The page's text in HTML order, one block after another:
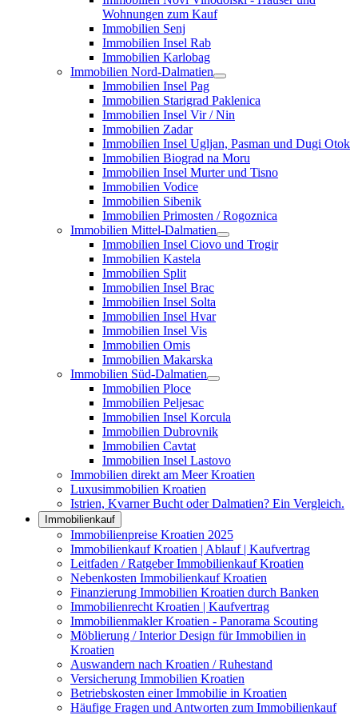
Wohnungen zum Kauf
Immobilien Senj
Immobilien Insel Rab
Immobilien Karlobag
Immobilien Nord-Dalmatien
Immobilien Insel Pag
Immobilien Starigrad Paklenica
Immobilien Insel Vir / Nin
Immobilien Zadar
Immobilien Insel Ugljan, Pasman und Dugi Otok
Immobilien Biograd na Moru
Immobilien Insel Murter und Tisno
Immobilien Vodice
Immobilien Sibenik
Immobilien Primosten / Rogoznica
Immobilien Mittel-Dalmatien
Immobilien Insel Ciovo und Trogir
Immobilien Kastela
Immobilien Split
Immobilien Insel Brac
Immobilien Insel Solta
Immobilien Insel Hvar
Immobilien Insel Vis
Immobilien Omis
Immobilien Makarska
Immobilien Süd-Dalmatien
Immobilien Ploce
Immobilien Peljesac
Immobilien Insel Korcula
Immobilien Dubrovnik
Immobilien Cavtat
Immobilien Insel Lastovo
Immobilien direkt am Meer Kroatien
Luxusimmobilien Kroatien
Istrien, Kvarner Bucht oder Dalmatien? Ein Vergleich.
Immobilienkauf
Immobilienpreise Kroatien 2025
Immobilienkauf Kroatien | Ablauf | Kaufvertrag
Leitfaden / Ratgeber Immobilienkauf Kroatien
Nebenkosten Immobilienkauf Kroatien
Finanzierung Immobilien Kroatien durch Banken
Immobilienrecht Kroatien | Kaufvertrag
Immobilienmakler Kroatien - Panorama Scouting
Möblierung / Interior Design für Immobilien in
Kroatien
Auswandern nach Kroatien / Ruhestand
Versicherung Immobilien Kroatien
Betriebskosten einer Immobilie in Kroatien
Häufige Fragen und Antworten zum Immobilienkauf